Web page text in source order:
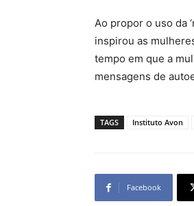
Ao propor o uso da
inspirou as
tempo em que a
mensagens de
TAGS Instituto Avon
Facebook